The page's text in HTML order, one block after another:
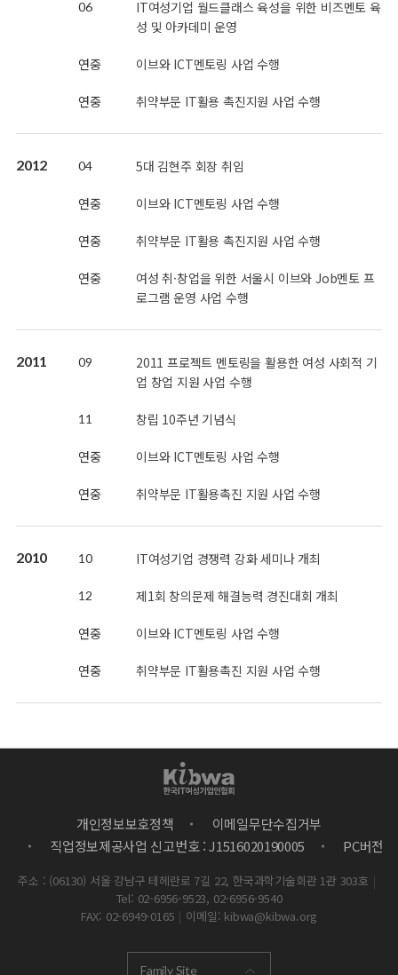
06
IT여성기업 월드클래스 육성을 위한 비즈멘토 육
성 및 아카데미 운영
연중 이브와 ICT멘토링 사업 수행
연중 취약부문 IT활용 촉진지원 사업 수행
2012 04 5대 김현주 회장 취임
연중 이브와 ICT멘토링 사업 수행
연중 취약부문 IT활용 촉진지원 사업 수행
연중
여성 취·창업을 위한 서울시 이브와 Job멘토 프
로그램 운영 사업 수행
2011 09
2011 프로젝트 멘토링을 활용한 여성 사회적 기
업 창업 지원 사업 수행
11 창립 10주년 기념식
연중 이브와 ICT멘토링 사업 수행
연중 취약부문 IT활용촉진 지원 사업 수행
2010 10 IT여성기업 경쟁력 강화 세미나 개최
12 제1회 창의문제 해결능력 경진대회 개최
연중 이브와 ICT멘토링 사업 수행
연중 취약부문 IT활용촉진 지원 사업 수행
개인정보보호정책
이메일무단수집거부
직업정보제공사업 신고번호 : J1516020190005
PC버전
주소 : (06130) 서울 강남구 테헤란로 7길 22, 한국과학기술회관 1관 303호 |
Tel: 02-6956-9523, 02-6956-9540
FAX: 02-6949-0165 | 이메일: kibwa@kibwa.org
Family Site